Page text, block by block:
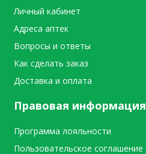
Личный кабинет
Адреса аптек
Вопросы и ответы
Как сделать заказ
Доставка и оплата
Правовая информация
Программа лояльности
Пользовательское соглашение